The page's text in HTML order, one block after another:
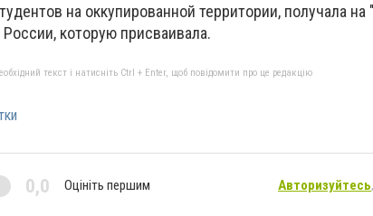
на оккупированной территории, получала
которую присваивала.
текст і натисніть Ctrl + Enter, щоб повідомити про це редакцію
0,0 Оцініть першим Авторизуйтесь